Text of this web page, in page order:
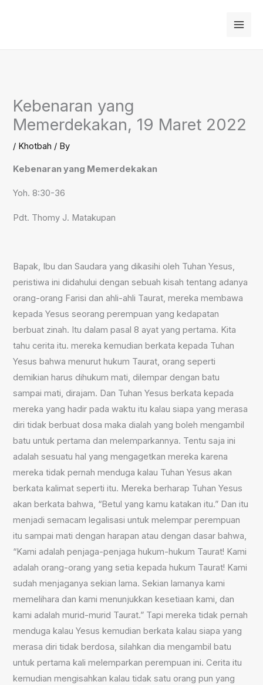
Kebenaran yang
Memerdekakan, 19 Maret 2022
/ Khotbah / By
Kebenaran yang Memerdekakan
Yoh. 8:30-36
Pdt. Thomy J. Matakupan
Bapak, Ibu dan Saudara yang dikasihi oleh Tuhan Yesus,
peristiwa ini didahului dengan sebuah kisah tentang adanya
orang-orang Farisi dan ahli-ahli Taurat, mereka membawa
kepada Yesus seorang perempuan yang kedapatan
berbuat zinah. Itu dalam pasal 8 ayat yang pertama. Kita
tahu cerita itu. mereka kemudian berkata kepada Tuhan
Yesus bahwa menurut hukum Taurat, orang seperti
demikian harus dihukum mati, dilempar dengan batu
sampai mati, dirajam. Dan Tuhan Yesus berkata kepada
mereka yang hadir pada waktu itu kalau siapa yang merasa
diri tidak berbuat dosa maka dialah yang boleh mengambil
batu untuk pertama dan melemparkannya. Tentu saja ini
adalah sesuatu hal yang mengagetkan mereka karena
mereka tidak pernah menduga kalau Tuhan Yesus akan
berkata kalimat seperti itu. Mereka berharap Tuhan Yesus
akan berkata bahwa, “Betul yang kamu katakan itu.” Dan itu
menjadi semacam legalisasi untuk melempar perempuan
itu sampai mati dengan harapan atau dengan dasar bahwa,
“Kami adalah penjaga-penjaga hukum-hukum Taurat! Kami
adalah orang-orang yang setia kepada hukum Taurat! Kami
sudah menjaganya sekian lama. Sekian lamanya kami
memelihara dan kami menunjukkan kesetiaan kami, dan
kami adalah murid-murid Taurat.” Tapi mereka tidak pernah
menduga kalau Yesus kemudian berkata kalau siapa yang
merasa diri tidak berdosa, silahkan dia mengambil batu
untuk pertama kali melemparkan perempuan ini. Cerita itu
kemudian mengisahkan kalau tidak satu orang pun yang